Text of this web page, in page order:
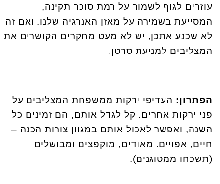
עוזרים לגוף לשמור על רמת סוכר תקינה,
המסייעת בשמירה על מאזן האנרגיה שלנו. ואם זה
לא שכנע אתכן, יש לא מעט מחקרים הקושרים את
המצליבים למניעת סרטן.
הפתרון: העדיפי ירקות ממשפחת המצליבים על
פני ירקות אחרים. קל לגדל אותם, הם זמינים כל
השנה, ואפשר לאכול אותם במגוון צורות הכנה –
חיים, אפויים. מאודים, מוקפצים ומבושלים
(תשכחו ממטוגנים).